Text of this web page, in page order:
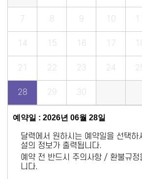
7 8 9 10 11
14 15 16 17
21 22 23 24
28 29 30
예약일 : 2026년 06월 28일
달력에서 원하시는 예약일을 선택하
설의 정보가 출력됩니다.
예약 전 반드시 주의사항 / 환불규정
니다.